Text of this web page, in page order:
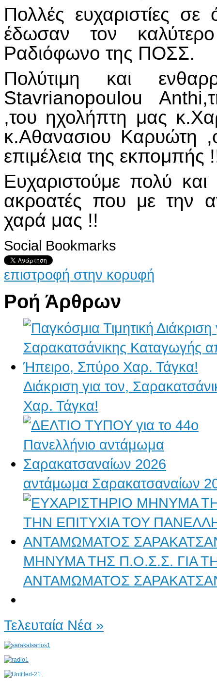
Πολλές ευχαριστίες
έδωσαν τον
Ραδιόφωνο της ΠΟΣΣ.
Πολύτιμη και
Stavrianopoulou
,του ηχολήπτη μας
κ.Αθανασιου Καρυώτη
επιμέλεια της εκπομπής
Ευχαριστούμε πολύ
ακροατές που με την
χαρά μας !!
Social Bookmarks
επιστροφή στην κορυφή
Ροή Άρθρων
Διάκριση για τον,
Χαρ. Τάγκα!
αντάμωμα Σαρακατσαναίων
ΜΗΝΥΜΑ ΤΗΣ Π.Ο.Σ.Σ. ΓΙΑ
ΑΝΤΑΜΩΜΑΤΟΣ
Τελευταία Νέα »